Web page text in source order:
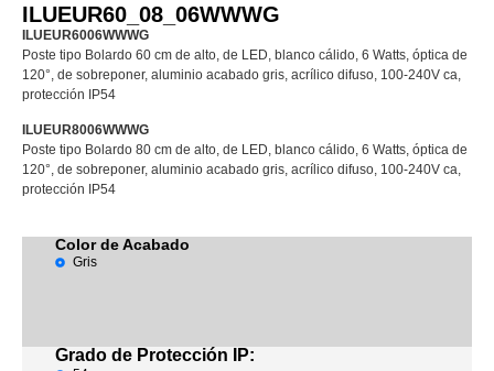
ILUEUR60_08_06WWWG
ILUEUR6006WWWG
Poste tipo Bolardo 60 cm de alto, de LED, blanco cálido, 6 Watts, óptica de
120°, de sobreponer, aluminio acabado gris, acrílico difuso, 100-240V ca,
protección IP54
ILUEUR8006WWWG
Poste tipo Bolardo 80 cm de alto, de LED, blanco cálido, 6 Watts, óptica de
120°, de sobreponer, aluminio acabado gris, acrílico difuso, 100-240V ca,
protección IP54
Color de Acabado
Gris
Grado de Protección IP: